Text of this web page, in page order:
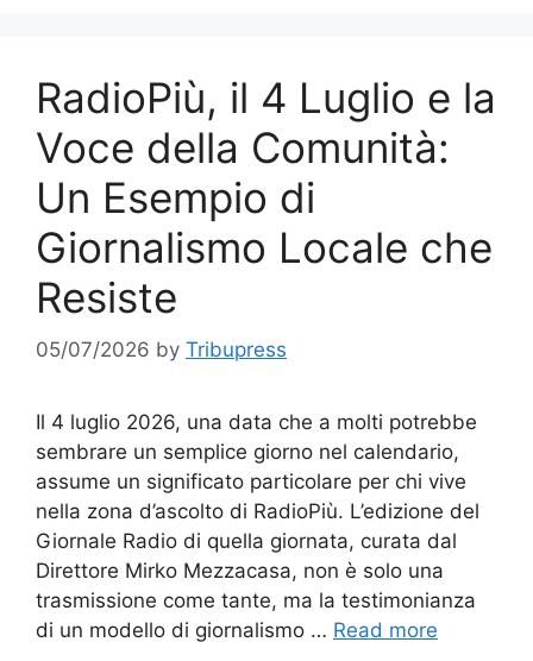
RadioPiù, il 4 Luglio e la
Voce della Comunità:
Un Esempio di
Giornalismo Locale che
Resiste
05/07/2026 by Tribupress
Il 4 luglio 2026, una data che a molti potrebbe
sembrare un semplice giorno nel calendario,
assume un significato particolare per chi vive
nella zona d’ascolto di RadioPiù. L’edizione del
Giornale Radio di quella giornata, curata dal
Direttore Mirko Mezzacasa, non è solo una
trasmissione come tante, ma la testimonianza
di un modello di giornalismo … Read more